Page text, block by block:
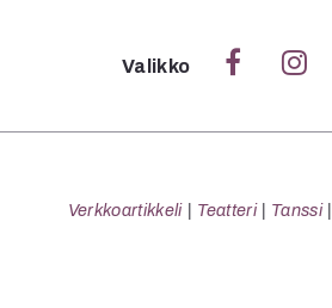
Sulje
Valikko
Verkkoartikkeli Teatteri Tanssi